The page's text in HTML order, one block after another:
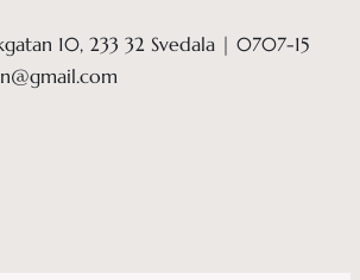
10, 233 32 Svedala | 0707-15